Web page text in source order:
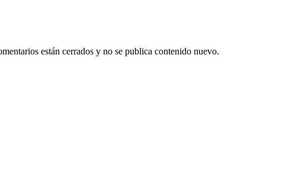
están cerrados y no se publica contenido nuevo.